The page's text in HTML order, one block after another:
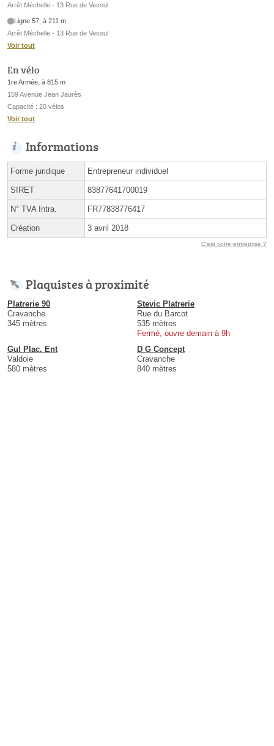
Arrêt Méchelle - 13 Rue de Vesoul
Ligne 57, à 211 m
Arrêt Méchelle - 13 Rue de Vesoul
Voir tout
En vélo
1re Armée, à 815 m
159 Avenue Jean Jaurès
Capacité : 20 vélos
Voir tout
Informations
Forme juridique Entrepreneur individuel
SIRET 83877641700019
N° TVA Intra. FR77838776417
Création 3 avril 2018
C'est votre entreprise ?
Plaquistes à proximité
Platrerie 90
Cravanche
345 mètres
Stevic Platrerie
Rue du Barcot
535 mètres
Fermé, ouvre demain à 9h
Gul Plac. Ent
Valdoie
580 mètres
D G Concept
Cravanche
840 mètres